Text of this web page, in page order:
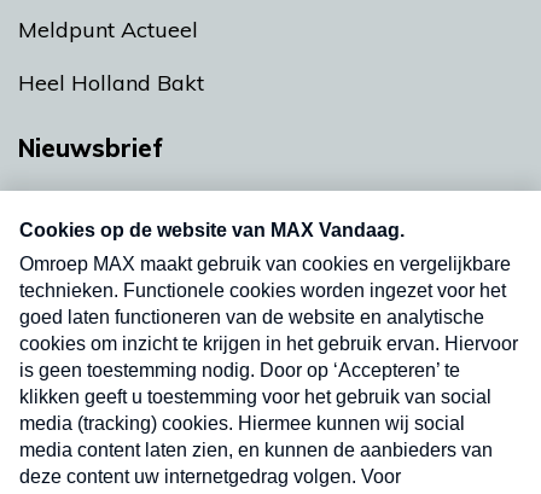
Meldpunt Actueel
Heel Holland Bakt
Nieuwsbrief
nieuwsbrief. Elke vrijdag- en dinsdagochtend in
uw mailbox.
Verzend